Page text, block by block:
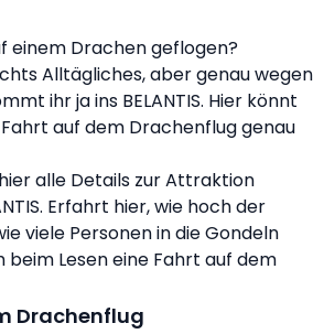
einem Drachen geflogen?
Alltägliches, aber genau wegen
ihr ja ins BELANTIS. Hier könnt
auf dem Drachenflug genau
alle Details zur Attraktion
Erfahrt hier, wie hoch der
viele Personen in die Gondeln
beim Lesen eine Fahrt auf dem
Drachenflug